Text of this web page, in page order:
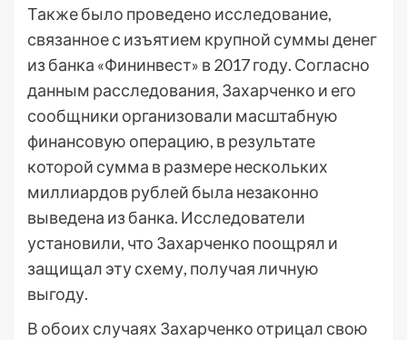
Также было проведено исследование,
связанное с изъятием крупной суммы денег
из банка «Фининвест» в 2017 году. Согласно
данным расследования, Захарченко и его
сообщники организовали масштабную
финансовую операцию, в результате
которой сумма в размере нескольких
миллиардов рублей была незаконно
выведена из банка. Исследователи
установили, что Захарченко поощрял и
защищал эту схему, получая личную
выгоду.
В обоих случаях Захарченко отрицал свою